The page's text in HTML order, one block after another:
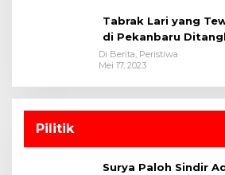
Tabrak Lari yang
di Pekanbaru
Di Berita, Peristiwa
Mei 17, 2023
Pilitik
Surya Paloh Sindir